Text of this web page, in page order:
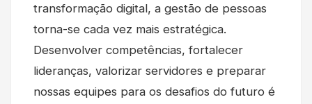
transformação digital, a gestão de pessoas
torna-se cada vez mais estratégica.
Desenvolver competências, fortalecer
lideranças, valorizar servidores e preparar
nossas equipes para os desafios do futuro é